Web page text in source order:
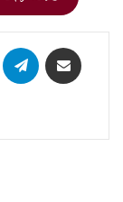
WhatsApp Telegram